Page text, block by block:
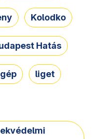
Kolodko
Hatás
liget